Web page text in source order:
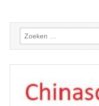
Zoeken
naar: